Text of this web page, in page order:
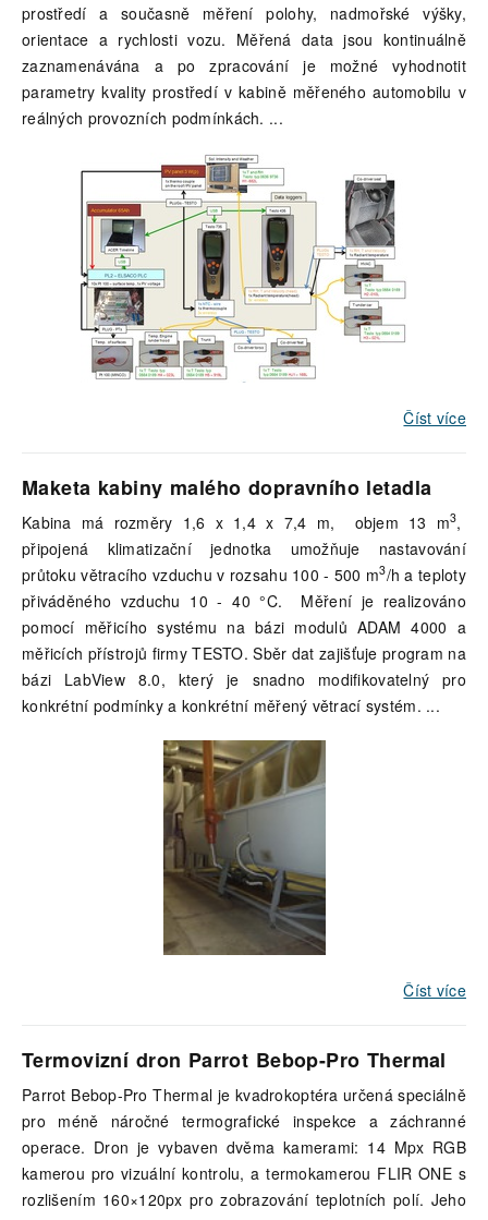
prostředí a současně měření polohy, nadmořské výšky,
orientace a rychlosti vozu. Měřená data jsou kontinuálně
zaznamenávána a po zpracování je možné vyhodnotit
parametry kvality prostředí v kabině měřeného automobilu v
reálných provozních podmínkách. ...
Číst více
Maketa kabiny malého dopravního letadla
Kabina má rozměry 1,6 x 1,4 x 7,4 m, objem 13 m3,
připojená klimatizační jednotka umožňuje nastavování
průtoku větracího vzduchu v rozsahu 100 - 500 m3/h a teploty
přiváděného vzduchu 10 - 40 °C. Měření je realizováno
pomocí měřicího systému na bázi modulů ADAM 4000 a
měřicích přístrojů firmy TESTO. Sběr dat zajišťuje program na
bázi LabView 8.0, který je snadno modifikovatelný pro
konkrétní podmínky a konkrétní měřený větrací systém. ...
Číst více
Termovizní dron Parrot Bebop-Pro Thermal
Parrot Bebop-Pro Thermal je kvadrokoptéra určená speciálně
pro méně náročné termografické inspekce a záchranné
operace. Dron je vybaven dvěma kamerami: 14 Mpx RGB
kamerou pro vizuální kontrolu, a termokamerou FLIR ONE s
rozlišením 160×120px pro zobrazování teplotních polí. Jeho